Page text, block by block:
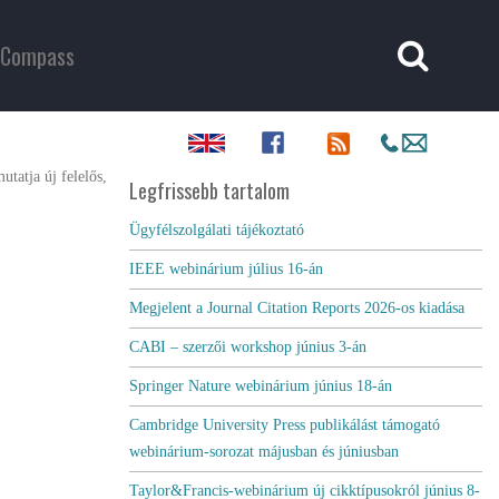
Compass
új felelős, Legfrissebb tartalom
Ügyfélszolgálati tájékoztató
IEEE webinárium július 16-án
Megjelent a Journal Citation Reports 2026-os kiadása
CABI – szerzői workshop június 3-án
Springer Nature webinárium június 18-án
Cambridge University Press publikálást támogató
webinárium-sorozat májusban és júniusban
Taylor&Francis-webinárium új cikktípusokról június 8-